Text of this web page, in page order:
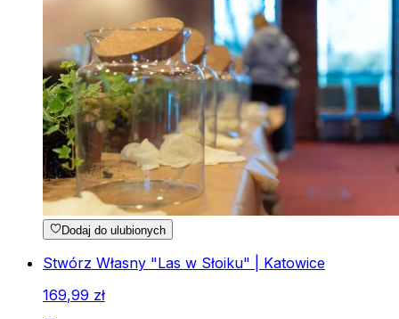
Dodaj do ulubionych
Stwórz Własny "Las w Słoiku" | Katowice
169,99 zł